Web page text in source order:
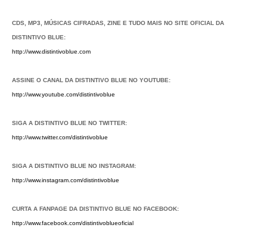
CDS, MP3, MÚSICAS CIFRADAS, ZINE E TUDO MAIS NO SITE OFICIAL DA
DISTINTIVO BLUE:
http://www.distintivoblue.com
ASSINE O CANAL DA DISTINTIVO BLUE NO YOUTUBE:
http://www.youtube.com/distintivoblue
SIGA A DISTINTIVO BLUE NO TWITTER:
http://www.twitter.com/distintivoblue
SIGA A DISTINTIVO BLUE NO INSTAGRAM:
http://www.instagram.com/distintivoblue
CURTA A FANPAGE DA DISTINTIVO BLUE NO FACEBOOK:
http://www.facebook.com/distintivoblueoficial